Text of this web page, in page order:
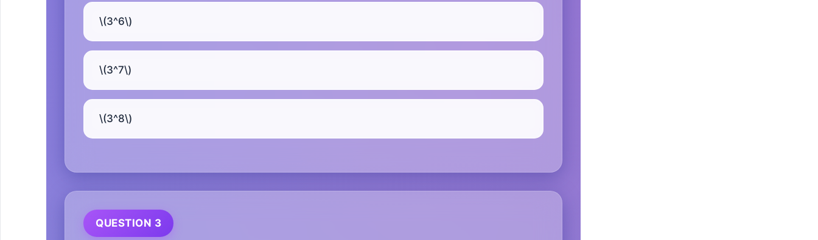
\(3^6\)
\(3^7\)
\(3^8\)
QUESTION 3